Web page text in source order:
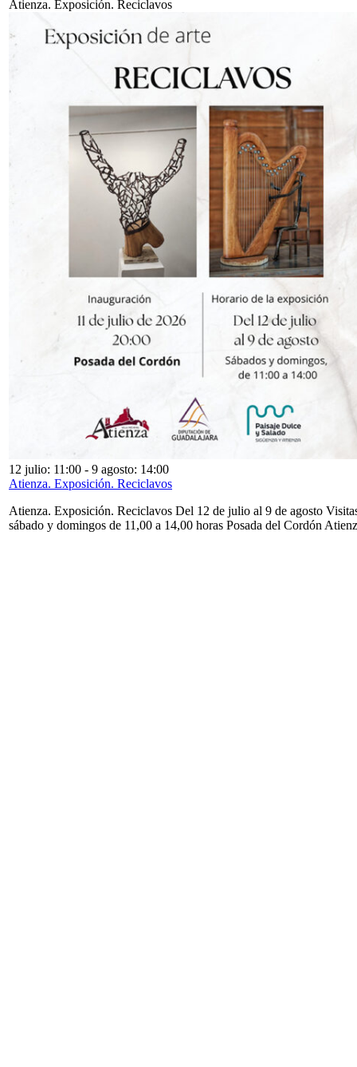
Atienza. Exposición. Reciclavos
12 julio: 11:00 - 9 agosto: 14:00
Atienza. Exposición. Reciclavos
Atienza. Exposición. Reciclavos Del 12 de julio al 9 de agosto
sábado y domingos de 11,00 a 14,00 horas Posada del Cordón